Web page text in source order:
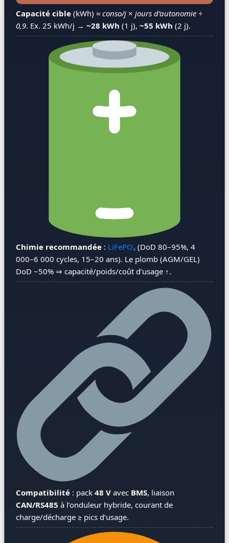
Capacité cible (kWh) ≈ conso/j × jours d’autonomie ÷
0,9. Ex. 25 kWh/j → ~28 kWh (1 j), ~55 kWh (2 j).
Chimie recommandée : LiFePO₄ (DoD 80–95%, 4
000–6 000 cycles, 15–20 ans). Le plomb (AGM/GEL)
DoD ~50% ⇒ capacité/poids/coût d’usage ↑.
Compatibilité : pack 48 V avec BMS, liaison
CAN/RS485 à l’onduleur hybride, courant de
charge/décharge ≥ pics d’usage.